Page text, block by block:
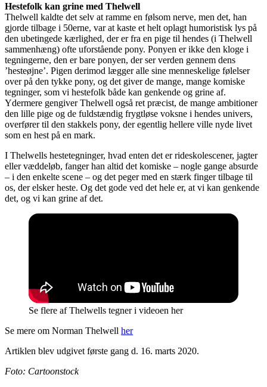
Hestefolk kan grine med Thelwell
Thelwell kaldte det selv at ramme en følsom nerve, men det, han
gjorde tilbage i 50erne, var at kaste et helt oplagt humoristisk lys på
den ubetingede kærlighed, der er fra en pige til hendes (i Thelwell
sammenhæng) ofte uforstående pony. Ponyen er ikke den kloge i
tegningerne, den er bare ponyen, der ser verden gennem dens
’hesteøjne’. Pigen derimod lægger alle sine menneskelige følelser
over på den tykke pony, og det giver de mange, mange komiske
tegninger, som vi hestefolk både kan genkende og grine af.
Ydermere gengiver Thelwell også ret præcist, de mange ambitioner
den lille pige og de fuldstændig frygtløse voksne i hendes univers,
overfører til den stakkels pony, der egentlig hellere ville nyde livet
som en hest på en mark.
I Thelwells hestetegninger, hvad enten det er rideskolescener, jagter
eller væddeløb, fanger han altid det komiske – nogle gange absurde
– i den enkelte scene – og det peger med en stærk finger tilbage til
os, der elsker heste. Og det gode ved det hele er, at vi kan genkende
det, og vi kan grine af det.
Se flere af Thelwells tegner i videoen her
Se mere om Norman Thelwell her
Artiklen blev udgivet første gang d. 16. marts 2020.
Foto: Cartoonstock